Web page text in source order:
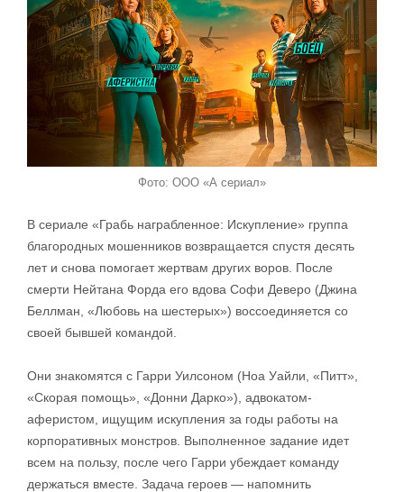
Фото: ООО «А сериал»
В сериале «Грабь награбленное: Искупление» группа
благородных мошенников возвращается спустя десять
лет и снова помогает жертвам других воров. После
смерти Нейтана Форда его вдова Софи Деверо (Джина
Беллман, «Любовь на шестерых») воссоединяется со
своей бывшей командой.
Они знакомятся с Гарри Уилсоном (Ноа Уайли, «Питт»,
«Скорая помощь», «Донни Дарко»), адвокатом-
аферистом, ищущим искупления за годы работы на
корпоративных монстров. Выполненное задание идет
всем на пользу, после чего Гарри убеждает команду
держаться вместе. Задача героев — напомнить